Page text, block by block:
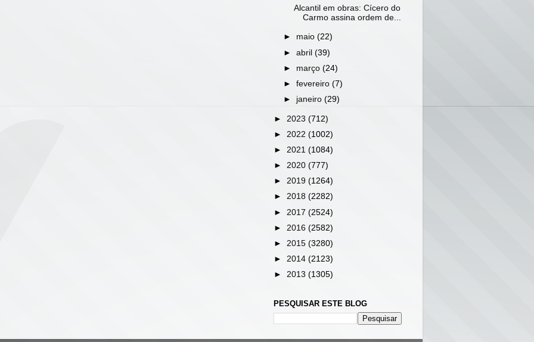
Alcantil em obras: Cícero do
Carmo assina ordem de...
► maio(22)
►abril(39)
► março(24)
►fevereiro(7)
► janeiro(29)
► 2023 (712)
► 2022 (1002)
► 2021 (1084)
► 2020 (777)
► 2019 (1264)
► 2018 (2282)
► 2017 (2524)
► 2016 (2582)
► 2015 (3280)
► 2014 (2123)
► 2013 (1305)
PESQUISAR ESTE BLOG